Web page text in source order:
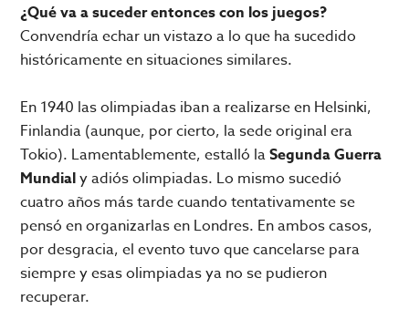
¿Qué va a suceder entonces con los juegos?
Convendría echar un vistazo a lo que ha sucedido
históricamente en situaciones similares.
En 1940 las olimpiadas iban a realizarse en Helsinki,
Finlandia (aunque, por cierto, la sede original era
Tokio). Lamentablemente, estalló laSegunda Guerra
Mundialy adiós olimpiadas. Lo mismo sucedió
cuatro años más tarde cuando tentativamente se
pensó en organizarlas en Londres. En ambos casos,
por desgracia, el evento tuvo que cancelarse para
siempre y esas olimpiadas ya no se pudieron
recuperar.